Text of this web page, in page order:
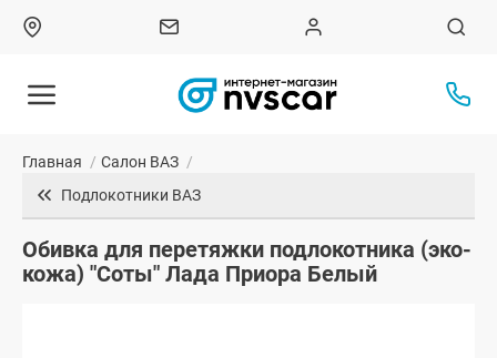
Главная / Салон ВАЗ /
Подлокотники ВАЗ
Обивка для перетяжки подлокотника (эко-
кожа) "Соты" Лада Приора Белый